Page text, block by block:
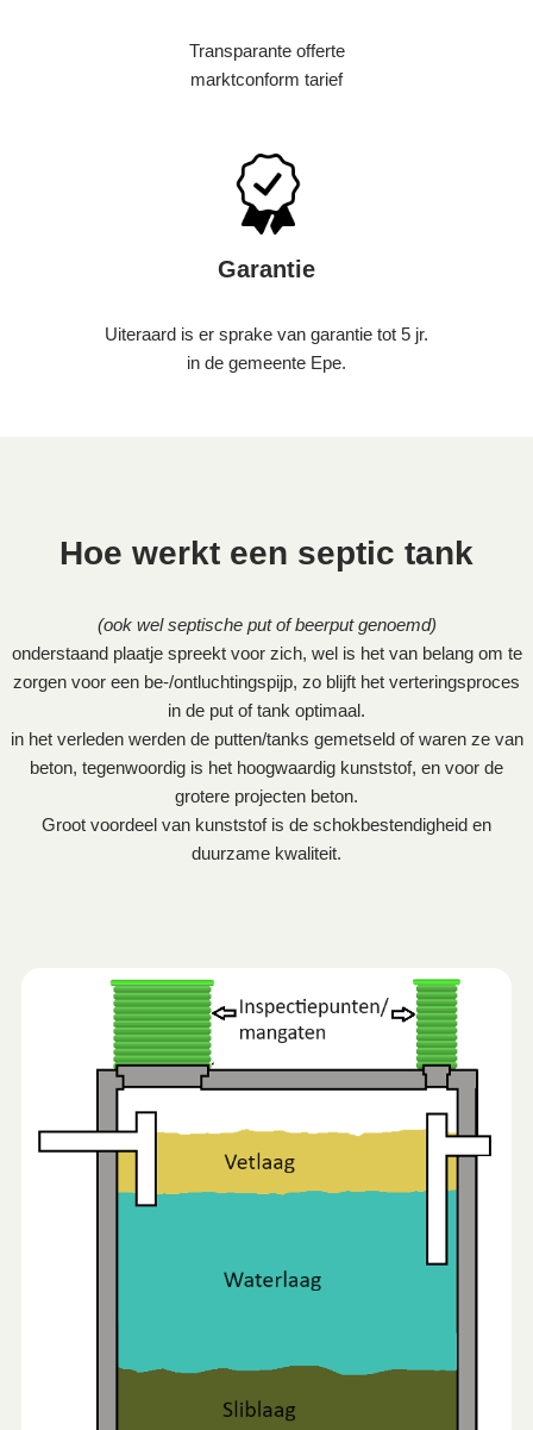
Transparante offerte
marktconform tarief
Garantie
Uiteraard is er sprake van garantie tot 5 jr.
in de gemeente Epe.
Hoe werkt een septic tank
(ook wel septische put of beerput genoemd)
onderstaand plaatje spreekt voor zich, wel is het van belang om te
zorgen voor een be-/ontluchtingspijp, zo blijft het verteringsproces
in de put of tank optimaal.
in het verleden werden de putten/tanks gemetseld of waren ze van
beton, tegenwoordig is het hoogwaardig kunststof, en voor de
grotere projecten beton.
Groot voordeel van kunststof is de schokbestendigheid en
duurzame kwaliteit.